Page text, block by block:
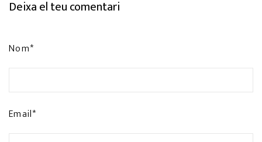
Deixa el teu comentari
Nom*
Email*